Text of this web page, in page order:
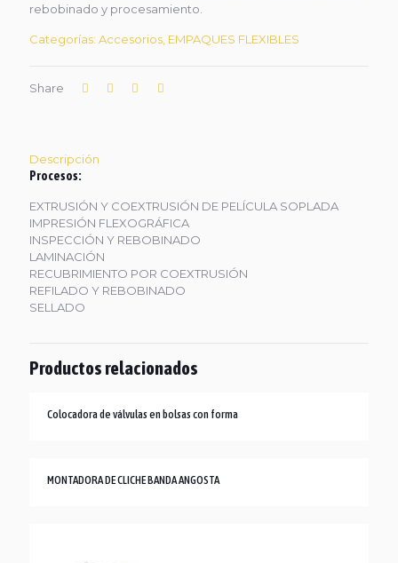
rebobinado y procesamiento.
Categorías: Accesorios EMPAQUES FLEXIBLES
Share
Descripción
Procesos:
EXTRUSIÓN Y COEXTRUSIÓN DE PELÍCULA SOPLADA
IMPRESIÓN FLEXOGRÁFICA
INSPECCIÓN Y REBOBINADO
LAMINACIÓN
RECUBRIMIENTO POR COEXTRUSIÓN
REFILADO Y REBOBINADO
SELLADO
Productos relacionados
Colocadora de válvulas en bolsas con forma
MONTADORA DE CLICHE BANDA ANGOSTA